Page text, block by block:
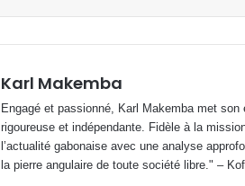
Karl Makemba
Engagé et passionné, Karl Makemba met
rigoureuse et indépendante. Fidèle à la
l’actualité gabonaise avec une analyse
la pierre angulaire de toute société libre." –